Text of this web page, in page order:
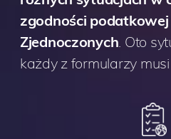
zgodności
Zjednoczonych. Oto
każdy z formularzy